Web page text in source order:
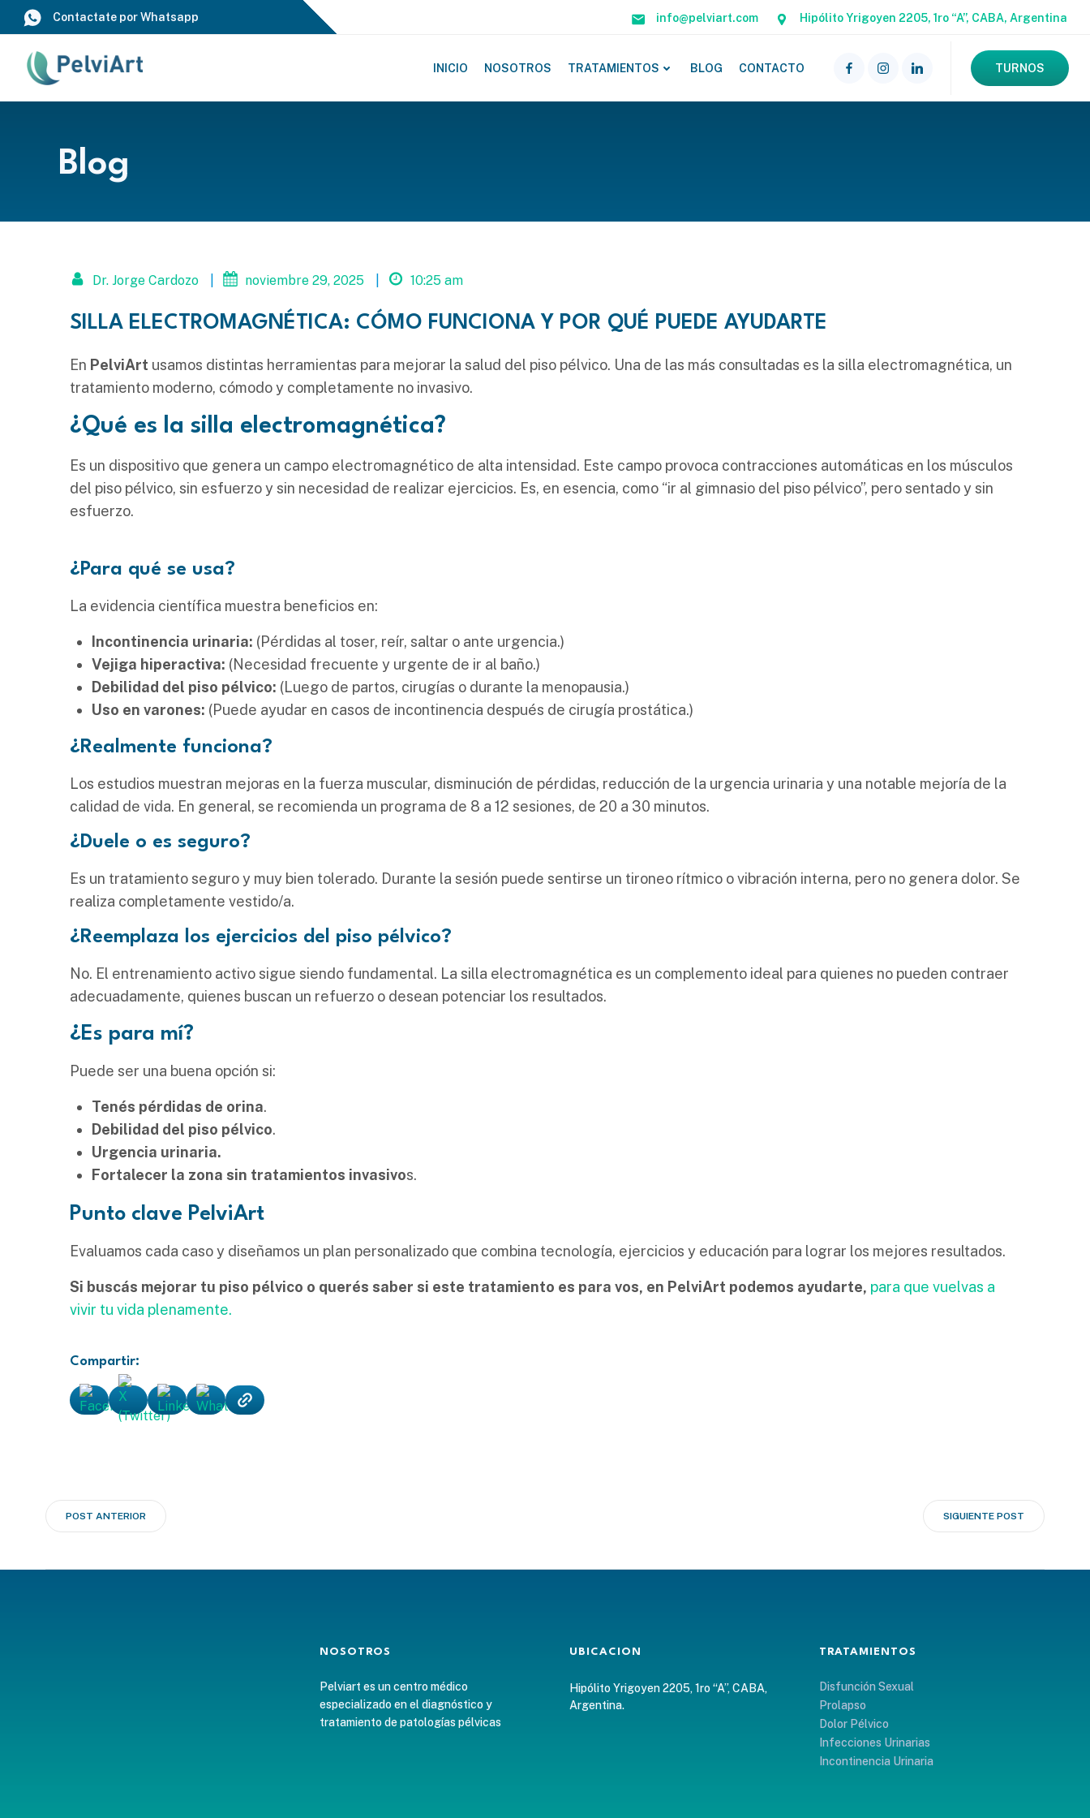
Saltar
contenido
Contactate por Whatsapp info@pelviart.com Hipólito Yrigoyen 2205, 1ro “A”, CABA, Argentina
INICIO NOSOTROS TRATAMIENTOS BLOG CONTACTO TURNOS
Blog
Dr. Jorge Cardozo noviembre 29, 2025 10:25 am
SILLA ELECTROMAGNÉTICA: CÓMO FUNCIONA Y POR QUÉ PUEDE AYUDARTE
En PelviArt usamos distintas herramientas para mejorar la salud del piso pélvico. Una de las más consultadas es la silla electromagnética, un
tratamiento moderno, cómodo y completamente no invasivo.
¿Qué es la silla electromagnética?
Es un dispositivo que genera un campo electromagnético de alta intensidad. Este campo provoca contracciones automáticas en los músculos
del piso pélvico, sin esfuerzo y sin necesidad de realizar ejercicios. Es, en esencia, como “ir al gimnasio del piso pélvico”, pero sentado y sin
esfuerzo.
¿Para qué se usa?
La evidencia científica muestra beneficios en:
Incontinencia urinaria: (Pérdidas al toser, reír, saltar o ante urgencia.)
Vejiga hiperactiva: (Necesidad frecuente y urgente de ir al baño.)
Debilidad del piso pélvico: (Luego de partos, cirugías o durante la menopausia.)
Uso en varones: (Puede ayudar en casos de incontinencia después de cirugía prostática.)
¿Realmente funciona?
Los estudios muestran mejoras en la fuerza muscular, disminución de pérdidas, reducción de la urgencia urinaria y una notable mejoría de la
calidad de vida. En general, se recomienda un programa de 8 a 12 sesiones, de 20 a 30 minutos.
¿Duele o es seguro?
Es un tratamiento seguro y muy bien tolerado. Durante la sesión puede sentirse un tironeo rítmico o vibración interna, pero no genera dolor. Se
realiza completamente vestido/a.
¿Reemplaza los ejercicios del piso pélvico?
No. El entrenamiento activo sigue siendo fundamental. La silla electromagnética es un complemento ideal para quienes no pueden contraer
adecuadamente, quienes buscan un refuerzo o desean potenciar los resultados.
¿Es para mí?
Puede ser una buena opción si:
Tenés pérdidas de orina.
Debilidad del piso pélvico.
Urgencia urinaria.
Fortalecer la zona sin tratamientos invasivos.
Punto clave PelviArt
Evaluamos cada caso y diseñamos un plan personalizado que combina tecnología, ejercicios y educación para lograr los mejores resultados.
Si buscás mejorar tu piso pélvico o querés saber si este tratamiento es para vos, en PelviArt podemos ayudarte, para que vuelvas a
vivir tu vida plenamente.
Compartir:
Navegación
POST ANTERIOR SIGUIENTE POST
NOSOTROS
Pelviart es un centro médico
especializado en el diagnóstico y
tratamiento de patologías pélvicas
UBICACION
Hipólito Yrigoyen 2205, 1ro “A”, CABA,
Argentina.
TRATAMIENTOS
Disfunción Sexual
Prolapso
Dolor Pélvico
Infecciones Urinarias
Incontinencia Urinaria